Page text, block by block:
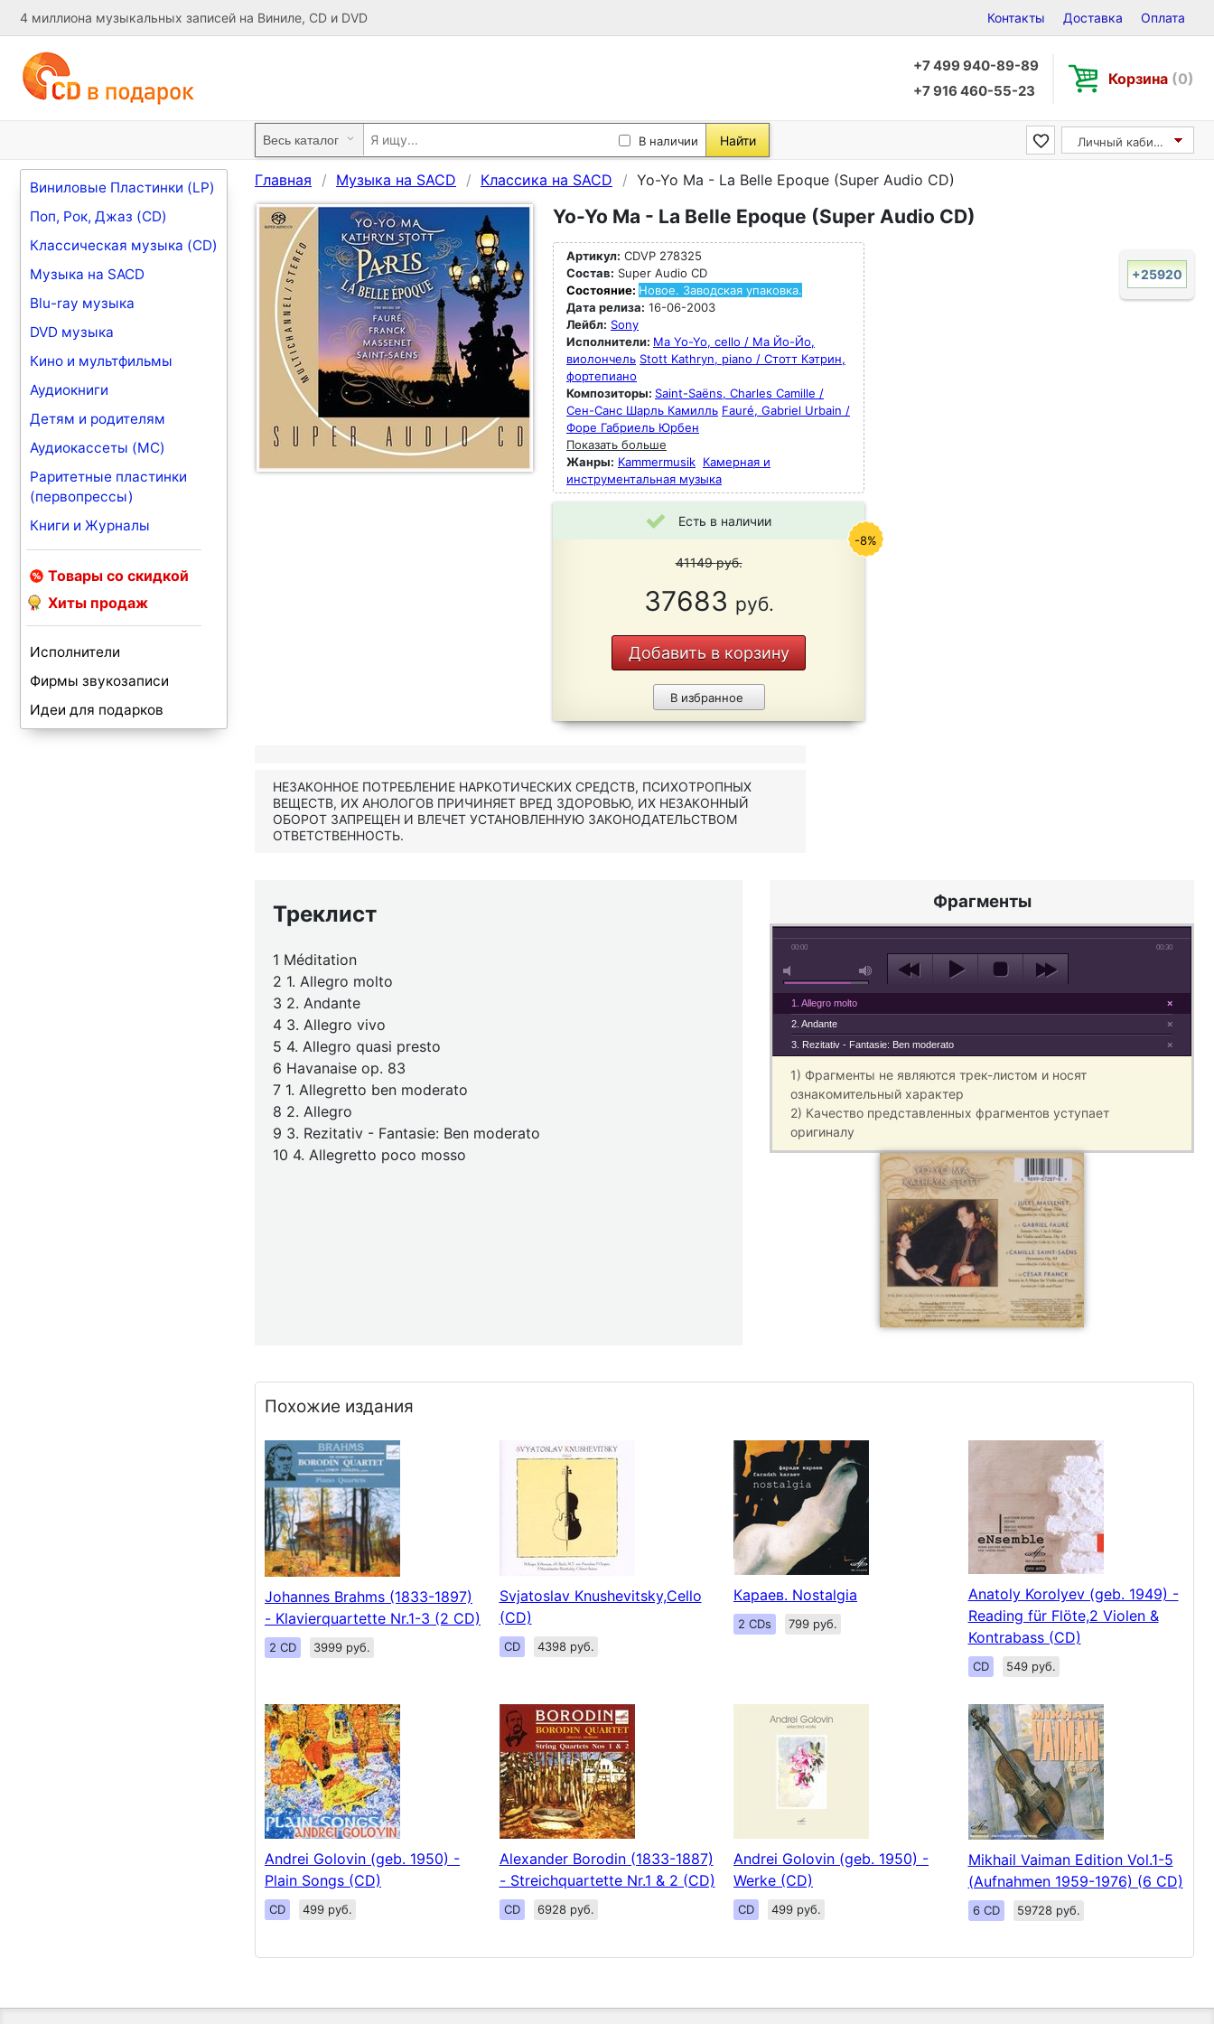
4 миллиона музыкальных записей на Виниле, CD и DVD Контакты Доставка Оплата
+7 499 940-89-89
+7 916 460-55-23
Корзина (0)
В наличии Найти Личный кабинет
Виниловые Пластинки (LP)
Поп, Рок, Джаз (CD)
Классическая музыка (CD)
Музыка на SACD
Blu-ray музыка
DVD музыка
Кино и мультфильмы
Аудиокниги
Детям и родителям
Аудиокассеты (MC)
Раритетные пластинки
(первопрессы)
Книги и Журналы
Товары со скидкой
Хиты продаж
Исполнители
Фирмы звукозаписи
Идеи для подарков
Главная Музыка на SACD Классика на SACD Yo-Yo Ma - La Belle Epoque (Super Audio CD)
Yo-Yo Ma - La Belle Epoque (Super Audio CD)
Артикул: CDVP 278325
Состав: Super Audio CD
Состояние: Новое. Заводская упаковка.
Дата релиза: 16-06-2003
Лейбл: Sony
Исполнители: Ma Yo-Yo, cello / Ма Йо-Йо,
виолончель Stott Kathryn, piano / Стотт Кэтрин,
фортепиано
Композиторы: Saint-Saëns, Charles Camille /
Сен-Санс Шарль Камилль Fauré, Gabriel Urbain /
Форе Габриель Юрбен
Показать больше
Жанры: Kammermusik Камерная и
инструментальная музыка
Есть в наличии
41149руб.
37683 руб.
Добавить в корзину
В избранное
-8%
+25920
НЕЗАКОННОЕ ПОТРЕБЛЕНИЕ НАРКОТИЧЕСКИХ СРЕДСТВ, ПСИХОТРОПНЫХ
ВЕЩЕСТВ, ИХ АНОЛОГОВ ПРИЧИНЯЕТ ВРЕД ЗДОРОВЬЮ, ИХ НЕЗАКОННЫЙ
ОБОРОТ ЗАПРЕЩЕН И ВЛЕЧЕТ УСТАНОВЛЕННУЮ ЗАКОНОДАТЕЛЬСТВОМ
ОТВЕТСТВЕННОСТЬ.
Треклист
1 Méditation
2 1. Allegro molto
3 2. Andante
4 3. Allegro vivo
5 4. Allegro quasi presto
6 Havanaise op. 83
7 1. Allegretto ben moderato
8 2. Allegro
9 3. Rezitativ - Fantasie: Ben moderato
10 4. Allegretto poco mosso
Фрагменты
00:00 00:30
×
1. Allegro molto
×
2. Andante
×
3. Rezitativ - Fantasie: Ben moderato
1) Фрагменты не являются трек-листом и носят
ознакомительный характер
2) Качество представленных фрагментов уступает
оригиналу
Похожие издания
Johannes Brahms (1833-1897)
- Klavierquartette Nr.1-3 (2 CD)
2 CD 3999 руб.
Svjatoslav Knushevitsky,Cello
(CD)
CD 4398 руб.
Караев. Nostalgia
2 CDs 799 руб.
Anatoly Korolyev (geb. 1949) -
Reading für Flöte,2 Violen &
Kontrabass (CD)
CD 549 руб.
Andrei Golovin (geb. 1950) -
Plain Songs (CD)
CD 499 руб.
Alexander Borodin (1833-1887)
- Streichquartette Nr.1 & 2 (CD)
CD 6928 руб.
Andrei Golovin (geb. 1950) -
Werke (CD)
CD 499 руб.
Mikhail Vaiman Edition Vol.1-5
(Aufnahmen 1959-1976) (6 CD)
6 CD 59728 руб.